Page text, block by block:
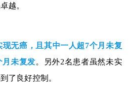
越。
现无癌，且其中一人超7个月未复
月未复发。另外2名患者虽然未实
了良好控制。